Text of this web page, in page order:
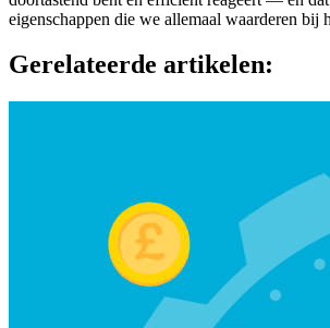
eigenschappen die we allemaal waarderen bij
Gerelateerde artikelen: